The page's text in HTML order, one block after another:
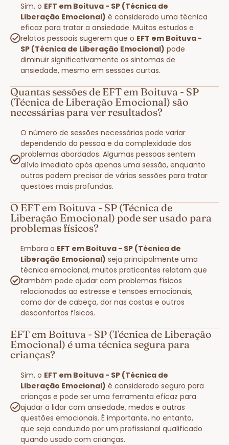
Sim, o EFT em Boituva - SP (Técnica de
Liberação Emocional) é considerado uma técnica
eficaz para tratar a ansiedade. Muitos estudos e
relatos pessoais sugerem que o EFT em Boituva -
SP (Técnica de Liberação Emocional) pode
diminuir significativamente os sintomas de
ansiedade, mesmo em sessões curtas.
Quantas sessões de EFT em Boituva - SP
(Técnica de Liberação Emocional) são
necessárias para ver resultados?
O número de sessões necessárias pode variar
dependendo da pessoa e da complexidade dos
problemas abordados. Algumas pessoas sentem
alívio imediato após apenas uma sessão, enquanto
outras podem precisar de várias sessões para tratar
questões mais profundas.
O EFT em Boituva - SP (Técnica de
Liberação Emocional) pode ser usado para
problemas físicos?
Embora o EFT em Boituva - SP (Técnica de
Liberação Emocional) seja principalmente uma
técnica emocional, muitos praticantes relatam que
também pode ajudar com problemas físicos
relacionados ao estresse e tensões emocionais,
como dor de cabeça, dor nas costas e outros
desconfortos físicos.
EFT em Boituva - SP (Técnica de Liberação
Emocional) é uma técnica segura para
crianças?
Sim, o EFT em Boituva - SP (Técnica de
Liberação Emocional) é considerado seguro para
crianças e pode ser uma ferramenta eficaz para
ajudar a lidar com ansiedade, medos e outras
questões emocionais. É importante, no entanto,
que seja conduzido por um profissional qualificado
quando usado com crianças.